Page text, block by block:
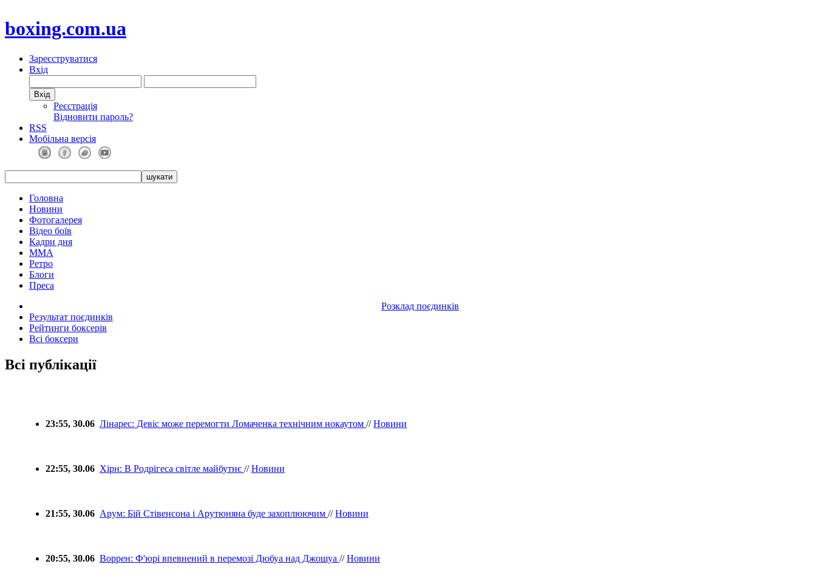
boxing.com.ua
Зареєструватися
Вхід
Реєстрація
Відновити пароль?
RSS
Мобільна версія
Головна
Новини
Фотогалерея
Відео боїв
Кадри дня
ММА
Ретро
Блоги
Преса
Розклад поєдинків
Результат поєдинків
Рейтинги боксерів
Всі боксери
Всі публікації
23:55, 30.06 Лінарес: Девіс може перемогти Ломаченка технічним нокаутом //Новини
22:55, 30.06 Хірн: В Родрігеса світле майбутнє //Новини
21:55, 30.06 Арум: Бій Стівенсона і Арутюняна буде захоплюючим //Новини
20:55, 30.06 Воррен: Ф'юрі впевнений в перемозі Дюбуа над Джошуа //Новини